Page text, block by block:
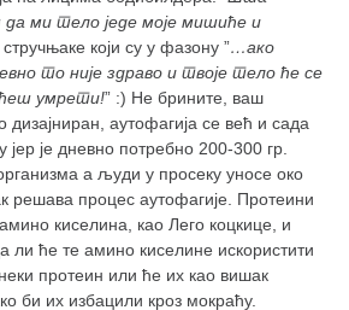
ми тело једе моје мишиће и
који су у фазону ”…ако
то није здраво и твоје тело ће се
ћеш умрети!” :) Не брините, ваш
дизајниран, аутофагија се већ и сада
је дневно потребно 200-300 гр.
а људи у просеку уносе око
решава процес аутофагије. Протеини
киселина, као Лего коцкице, и
ли ће те амино киселине искористити
протеин или ће их као вишак
би их избацили кроз мокраћу.